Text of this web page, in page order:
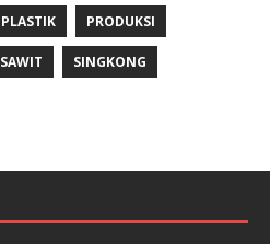
PLASTIK PRODUKSI
SAWIT SINGKONG